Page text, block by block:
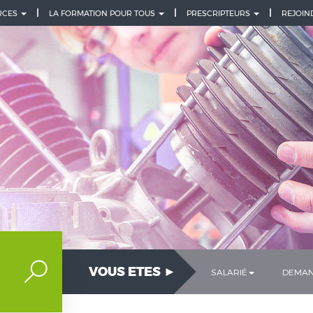
PRESCRIPTEURS
LA FORMATION POUR TOUS
VOUS ETES ► SALARIÉ